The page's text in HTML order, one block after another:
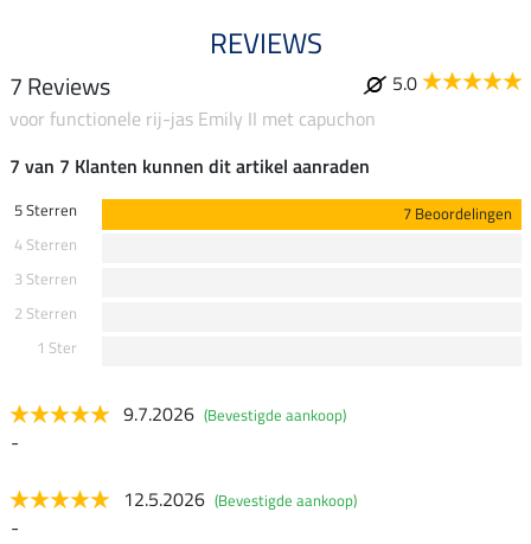
REVIEWS
7 Reviews
5.0
voor functionele rij-jas Emily II met capuchon
7 van 7 Klanten kunnen dit artikel aanraden
5 Sterren
7 Beoordelingen
4 Sterren
3 Sterren
2 Sterren
1 Ster
9.7.2026 (Bevestigde aankoop)
-
12.5.2026 (Bevestigde aankoop)
-